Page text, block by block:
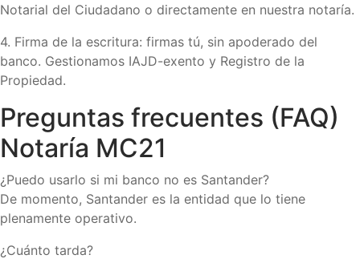
Notarial del Ciudadano o directamente en nuestra notaría.
4. Firma de la escritura: firmas tú, sin apoderado del
banco. Gestionamos IAJD-exento y Registro de la
Propiedad.
Preguntas frecuentes (FAQ)
Notaría MC21
¿Puedo usarlo si mi banco no es Santander?
De momento, Santander es la entidad que lo tiene
plenamente operativo.
¿Cuánto tarda?